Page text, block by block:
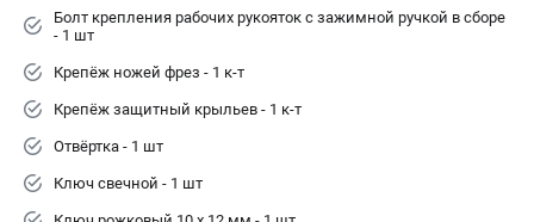
Болт крепления рабочих рукояток с зажимной ручкой в сборе
- 1 шт
Крепёж ножей фрез - 1 к-т
Крепёж защитный крыльев - 1 к-т
Отвёртка - 1 шт
Ключ свечной - 1 шт